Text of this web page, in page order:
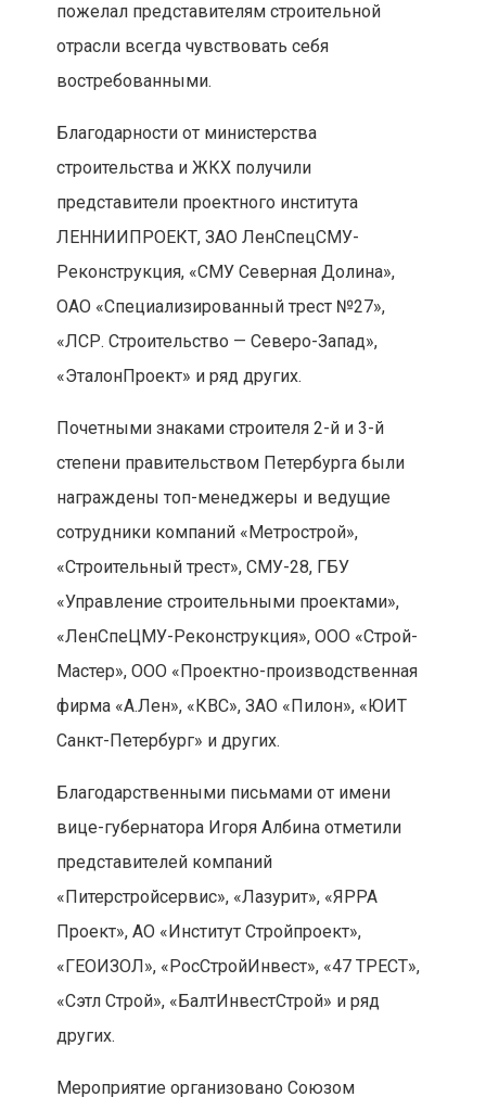
пожелал представителям строительной
отрасли всегда чувствовать себя
востребованными.
Благодарности от министерства
строительства и ЖКХ получили
представители проектного института
ЛЕННИИПРОЕКТ, ЗАО ЛенСпецСМУ-
Реконструкция, «СМУ Северная Долина»,
ОАО «Специализированный трест №27»,
«ЛСР. Строительство — Северо-Запад»,
«ЭталонПроект» и ряд других.
Почетными знаками строителя 2-й и 3-й
степени правительством Петербурга были
награждены топ-менеджеры и ведущие
сотрудники компаний «Метрострой»,
«Строительный трест», СМУ-28, ГБУ
«Управление строительными проектами»,
«ЛенСпеЦМУ-Реконструкция», ООО «Строй-
Мастер», ООО «Проектно-производственная
фирма «А.Лен», «КВС», ЗАО «Пилон», «ЮИТ
Санкт-Петербург» и других.
Благодарственными письмами от имени
вице-губернатора Игоря Албина отметили
представителей компаний
«Питерстройсервис», «Лазурит», «ЯРРА
Проект», АО «Институт Стройпроект»,
«ГЕОИЗОЛ», «РосСтройИнвест», «47 ТРЕСТ»,
«Сэтл Строй», «БалтИнвестСтрой» и ряд
других.
Мероприятие организовано Союзом